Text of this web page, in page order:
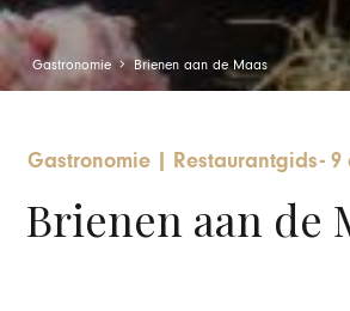
Gastronomie Brienen aan de Maas
Gastronomie Restaurantgids-9
Brienen aan de